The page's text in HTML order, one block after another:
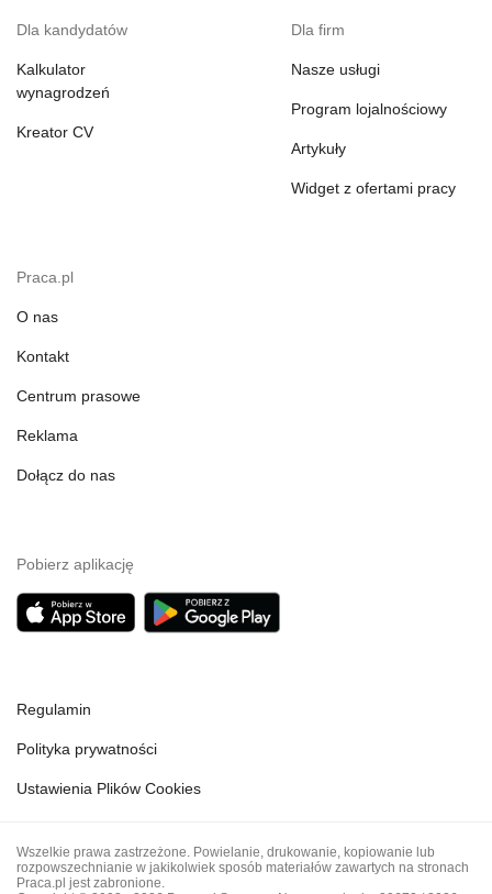
Dla kandydatów
Kalkulator
wynagrodzeń
Kreator CV
Dla firm
Nasze usługi
Program lojalnościowy
Artykuły
Widget z ofertami pracy
Praca.pl
O nas
Kontakt
Centrum prasowe
Reklama
Dołącz do nas
Pobierz aplikację
Regulamin
Polityka prywatności
Ustawienia Plików Cookies
Wszelkie prawa zastrzeżone. Powielanie, drukowanie, kopiowanie lub
rozpowszechnianie w jakikolwiek sposób materiałów zawartych na stronach
Praca.pl jest zabronione.